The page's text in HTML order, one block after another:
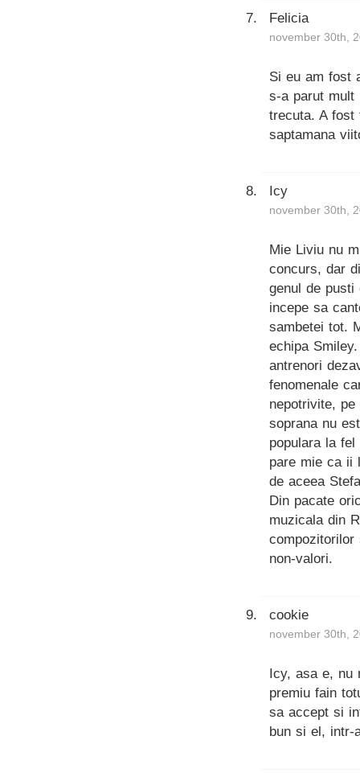
Felicia
november 30th,
Si eu am fost
s-a parut mult
trecuta. A
saptamana
Icy
november 30th,
Mie Liviu nu
concurs, dar
genul de
incepe sa
sambetei tot.
echipa
antrenori
fenomenale
nepotrivite,
soprana nu
populara la
pare mie ca ii
de aceea
Din pacate
muzicala din
non-valori.
cookie
november 30th,
Icy, asa e, nu
premiu fain
sa accept si
bun si el, intr-